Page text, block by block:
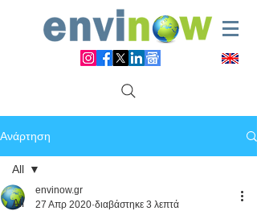
Ανάρτηση
All
All
envinow.gr
27 Απρ 2020 διαβάστηκε 3 λεπτά